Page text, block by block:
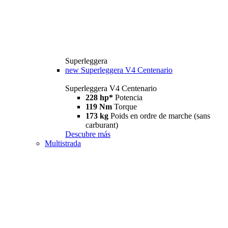
Superleggera
new Superleggera V4 Centenario
Superleggera V4 Centenario
228 hp* Potencia
119 Nm Torque
173 kg Poids en ordre de marche (sans
carburant)
Descubre más
Multistrada